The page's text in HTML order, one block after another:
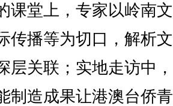
堂上，专家以岭南
传播等为切口，解析
层关联；实地走访中
制造成果让港澳台侨